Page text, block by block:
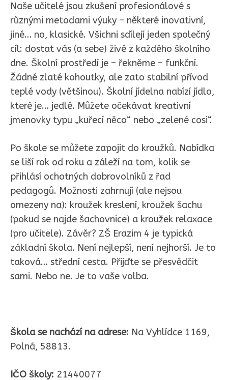
Naše učitelé jsou zkušení profesionálové s
různými metodami výuky – některé inovativní,
jiné… no, klasické. Všichni sdílejí jeden společný
cíl: dostat vás (a sebe) živé z každého školního
dne. Školní prostředí je – řekněme – funkční.
Žádné zlaté kohoutky, ale zato stabilní přívod
teplé vody (většinou). Školní jídelna nabízí jídlo,
které je… jedlé. Můžete očekávat kreativní
jmenovky typu „kuřecí něco“ nebo „zelené cosi“.
Po škole se můžete zapojit do kroužků. Nabídka
se liší rok od roku a záleží na tom, kolik se
přihlásí ochotných dobrovolníků z řad
pedagogů. Možnosti zahrnují (ale nejsou
omezeny na): kroužek kreslení, kroužek šachu
(pokud se najde šachovnice) a kroužek relaxace
(pro učitele). Závěr? ZŠ Erazim 4 je typická
základní škola. Není nejlepší, není nejhorší. Je to
taková… střední cesta. Přijďte se přesvědčit
sami. Nebo ne. Je to vaše volba.
Škola se nachází na adrese: Na Vyhlídce 1169,
Polná, 58813.
IČO školy: 21440077